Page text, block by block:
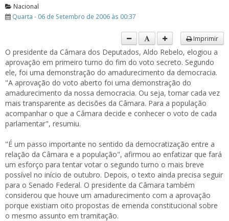
Nacional
Quarta - 06 de Setembro de 2006 às 00:37
Imprimir
O presidente da Câmara dos Deputados, Aldo Rebelo, elogiou a
aprovação em primeiro turno do fim do voto secreto. Segundo
ele, foi uma demonstração do amadurecimento da democracia.
"A aprovação do voto aberto foi uma demonstração do
amadurecimento da nossa democracia. Ou seja, tornar cada vez
mais transparente as decisões da Câmara. Para a população
acompanhar o que a Câmara decide e conhecer o voto de cada
parlamentar", resumiu.
"É um passo importante no sentido da democratização entre a
relação da Câmara e a população", afirmou ao enfatizar que fará
um esforço para tentar votar o segundo turno o mais breve
possível no início de outubro. Depois, o texto ainda precisa seguir
para o Senado Federal. O presidente da Câmara também
considerou que houve um amadurecimento com a aprovação
porque existiam oito propostas de emenda constitucional sobre
o mesmo assunto em tramitação.